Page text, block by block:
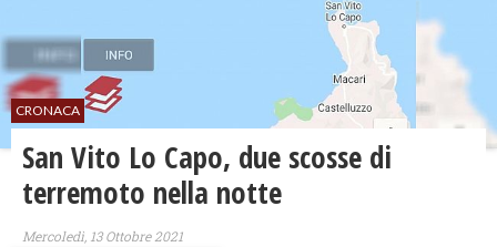
CRONACA
San Vito Lo Capo, due scosse di
terremoto nella notte
Mercoledì, 13 Ottobre 2021